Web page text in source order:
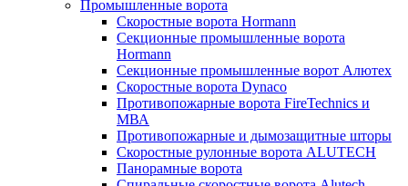
Промышленные ворота
Скоростные ворота Hormann
Секционные промышленные ворота
Hormann
Секционные промышленные ворот Алютех
Скоростные ворота Dynaco
Противопожарные ворота FireTechnics и
МВА
Противопожарные и дымозащитные шторы
Скоростные рулонные ворота ALUTECH
Панорамные ворота